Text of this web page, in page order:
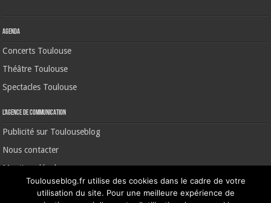
Agenda
Concerts Toulouse
Théâtre Toulouse
Spectacles Toulouse
L’agence de communication
Publicité sur Toulouseblog
Nous contacter
Mentions légales
Toulouseblog.fr utilise des cookies dans le cadre de votre
utilisation du site. Pour une meilleure expérience de